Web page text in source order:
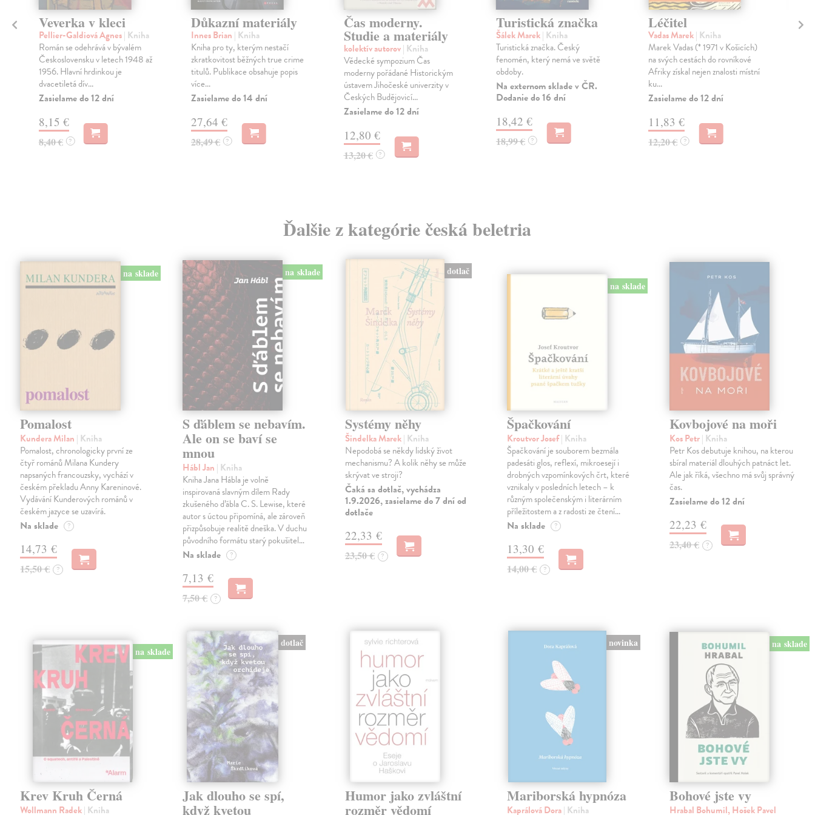
Veverka v kleci
Pellier-Galdiová Agnes| Kniha
Román se odehrává v bývalém
Československu v letech 1948 až
1956. Hlavní hrdinkou je
dvacetiletá dív...
Zasielame do 12 dní
8,15 €
8,40 € ?
Důkazní materiály
Innes Brian | Kniha
Kniha pro ty, kterým nestačí
zkratkovitost běžných true crime
titulů. Publikace obsahuje popis
více...
Zasielame do 14 dní
27,64 €
28,49 € ?
Čas moderny.
Studie a materiály
kolektív autorov| Kniha
Vědecké sympozium Čas
moderny pořádané Historickým
ústavem Jihočeské univerzity v
Českých Budějovicí...
Zasielame do 12 dní
12,80 €
13,20 € ?
Turistická značka
Šálek Marek| Kniha
Turistická značka. Český
fenomén, který nemá ve světě
obdoby.
Na externom sklade v ČR.
Dodanie do 16 dní
18,42 €
18,99 € ?
Léčitel
Vadas Marek| Kniha
Marek Vadas (* 1971 v Košicích)
na svých cestách do rovníkové
Afriky získal nejen znalosti místní
ku...
Zasielame do 12 dní
11,83 €
12,20 € ?
Ďalšie z kategórie česká beletria
na sklade
Pomalost
Kundera Milan | Kniha
Pomalost, chronologicky první ze
čtyř románů Milana Kundery
napsaných francouzsky, vychází v
českém překladu Anny Kareninové.
Vydávání Kunderových románů v
českém jazyce se uzavírá.
Na sklade ?
14,73 €
15,50 € ?
na sklade
S ďáblem se nebavím.
Ale on se baví se
mnou
Hábl Jan | Kniha
Kniha Jana Hábla je volně
inspirovaná slavným dílem Rady
zkušeného ďábla C. S. Lewise, které
autor s úctou připomíná, ale zároveň
přizpůsobuje realitě dneška. V duchu
původního formátu starý pokušitel…
Na sklade ?
7,13 €
7,50 € ?
dotlač
Systémy něhy
Šindelka Marek| Kniha
Nepodobá se někdy lidský život
mechanismu? A kolik něhy se může
skrývat ve stroji?
Čaká sa dotlač, vychádza
1.9.2026, zasielame do 7 dní od
dotlače
22,33 €
23,50 € ?
na sklade
Špačkování
Kroutvor Josef| Kniha
Špačkování je souborem bezmála
padesáti glos, reflexí, mikroesejí i
drobných vzpomínkových črt, které
vznikaly v posledních letech – k
různým společenským i literárním
příležitostem a z radosti ze čtení…
Na sklade ?
13,30 €
14,00 € ?
Kovbojové na moři
Kos Petr| Kniha
Petr Kos debutuje knihou, na kterou
sbíral materiál dlouhých patnáct let.
Ale jak říká, všechno má svůj správný
čas.
Zasielame do 12 dní
22,23 €
23,40 € ?
na sklade
Krev Kruh Černá
Wollmann Radek| Kniha
dotlač
Jak dlouho se spí,
když kvetou
Humor jako zvláštní
rozměr vědomí
novinka
Mariborská hypnóza
Kaprálová Dora| Kniha
na sklade
Bohové jste vy
Hrabal Bohumil, Hošek Pavel